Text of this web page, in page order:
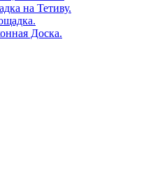
на Тетиву.
Доска.